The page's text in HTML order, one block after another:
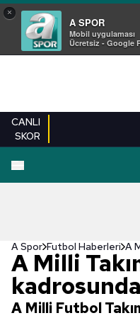
×
A SPOR
Mobil uygulaması
Ücretsiz - Google
CANLI
SKOR
A Spor Futbol Haberleri A
A Milli
A Milli Futbol